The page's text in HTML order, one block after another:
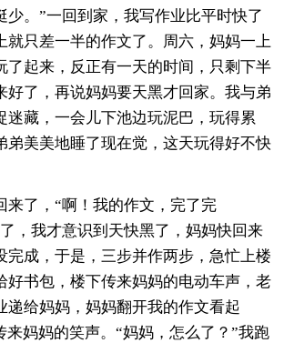
少。”一回到家，我写作业比平时快了
就只差一半的作文了。周六，妈妈一上
了起来，反正有一天的时间，只剩下半
好了，再说妈妈要天黑才回家。我与弟
迷藏，一会儿下池边玩泥巴，玩得累
弟美美地睡了现在觉，这天玩得好不快
来了，“啊！我的作文，完了完
，我才意识到天快黑了，妈妈快回来
完成，于是，三步并作两步，急忙上楼
好书包，楼下传来妈妈的电动车声，老
递给妈妈，妈妈翻开我的作文看起
来妈妈的笑声。“妈妈，怎么了？”我跑